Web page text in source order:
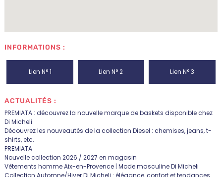
INFORMATIONS :
Lien N° 1 Lien N° 2 Lien N° 3
ACTUALITÉS :
PREMIATA : découvrez la nouvelle marque de baskets disponible chez
Di Micheli
Découvrez les nouveautés de la collection Diesel : chemises, jeans, t-
shirts, etc.
PREMIATA
Nouvelle collection 2026 / 2027 en magasin
Vêtements homme Aix-en-Provence | Mode masculine Di Micheli
Collection Automne/Hiver Di Micheli : élégance, confort et tendances